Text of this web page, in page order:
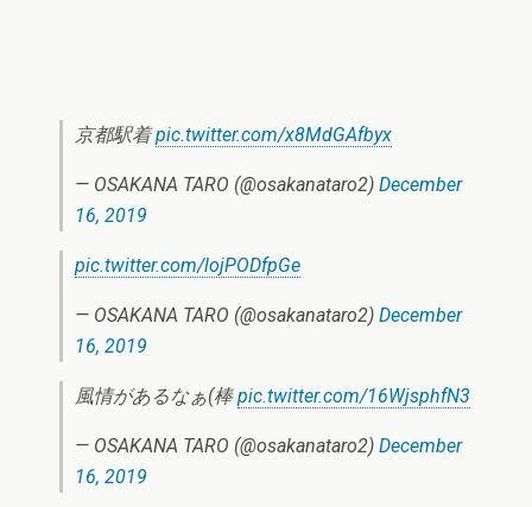
京都駅着pic.twitter.com/x8MdGAfbyx
— OSAKANA TARO (@osakanataro2) December
16, 2019
pic.twitter.com/lojPODfpGe
— OSAKANA TARO (@osakanataro2) December
16, 2019
風情があるなぁ(棒pic.twitter.com/16WjsphfN3
— OSAKANA TARO (@osakanataro2) December
16, 2019